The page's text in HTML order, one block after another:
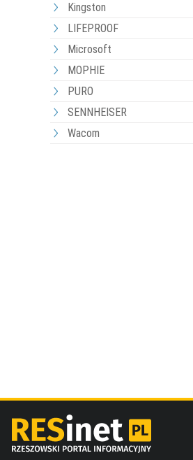
Kingston
LIFEPROOF
Microsoft
MOPHIE
PURO
SENNHEISER
Wacom